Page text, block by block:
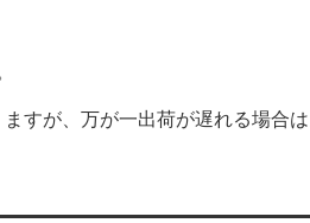
すが、万が一出荷が遅れる場合